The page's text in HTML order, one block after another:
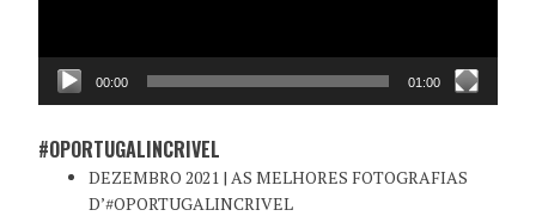
00:00 01:00
#OPORTUGALINCRIVEL
DEZEMBRO 2021 | AS MELHORES FOTOGRAFIAS
D’#OPORTUGALINCRIVEL